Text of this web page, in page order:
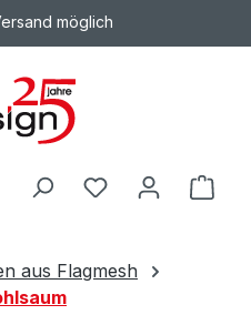
möglich
aus Flagmesh